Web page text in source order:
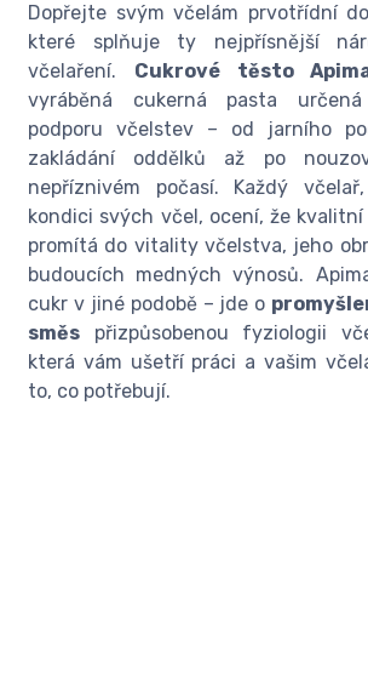
Dopřejte svým včelám prvotřídní
které splňuje ty nejpřísnější
včelaření. Cukrové těsto
vyráběná cukerná pasta
podporu včelstev – od jarního
zakládání oddělků až po
nepříznivém počasí. Každý
kondici svých včel, ocení, že
promítá do vitality včelstva, jeho
budoucích medných výnosů.
cukr v jiné podobě – jde o
směs přizpůsobenou fyziologii
která vám ušetří práci a vašim
to, co potřebují.